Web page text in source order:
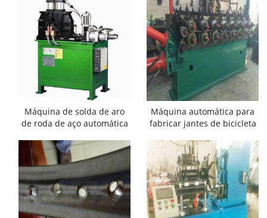
Máquina de solda de aro
de roda de aço automática
Máquina automática para
fabricar jantes de bicicleta